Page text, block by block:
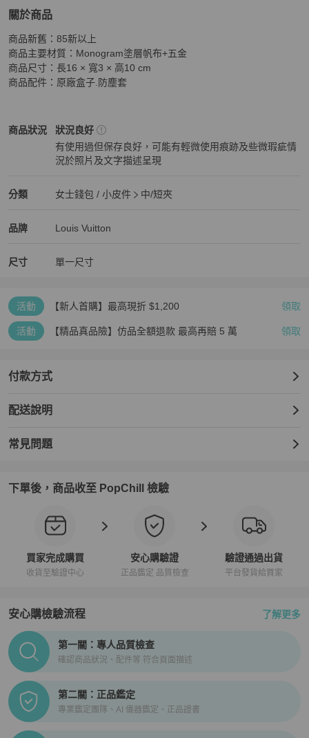
關於商品
關於【舊愛新歡】LV老花拚紅色兩用中夾
商品新舊：85新以上
商品主要材質：Monogram塗層帆布+五金
商品尺寸：長16 × 寬3 × 高10 cm
商品配件：原廠盒子.防塵套
商品狀況
Louis Vuitton女士錢包 / 小皮件
狀況良好
有使用過但保存良好，可能有輕微使用痕跡及些微瑕疵情
況於照片及文字描述呈現
分類
Louis Vuitton女士錢包 / 小皮件 分類資訊
女士錢包 / 小皮件
中/短夾
品牌
Louis Vuitton精品女士錢包 / 小皮件
Louis Vuitton
Louis Vuitton推薦清單
尺寸 單一尺寸
活動 【新人首購】最高現折 $1,200 領取
活動 【精品真品險】仿品全額退款 最高再賠 5 萬 領取
付款方式
配送說明
常見問題
下單後，商品收至 PopChill 檢驗
買家完成購買
收貨至驗證中心
安心購驗證
正品鑑定 品質檢查
驗證通過出貨
平台發貨給買家
安心購檢驗流程 了解更多
PopChill拍拍圈正品驗證、安心購檢驗流程介紹
第一關：專人品質檢查
確認商品狀況、配件等 符合頁面描述
第二關：正品鑑定
專業鑑定團隊、AI 儀器鑑定、正品證書